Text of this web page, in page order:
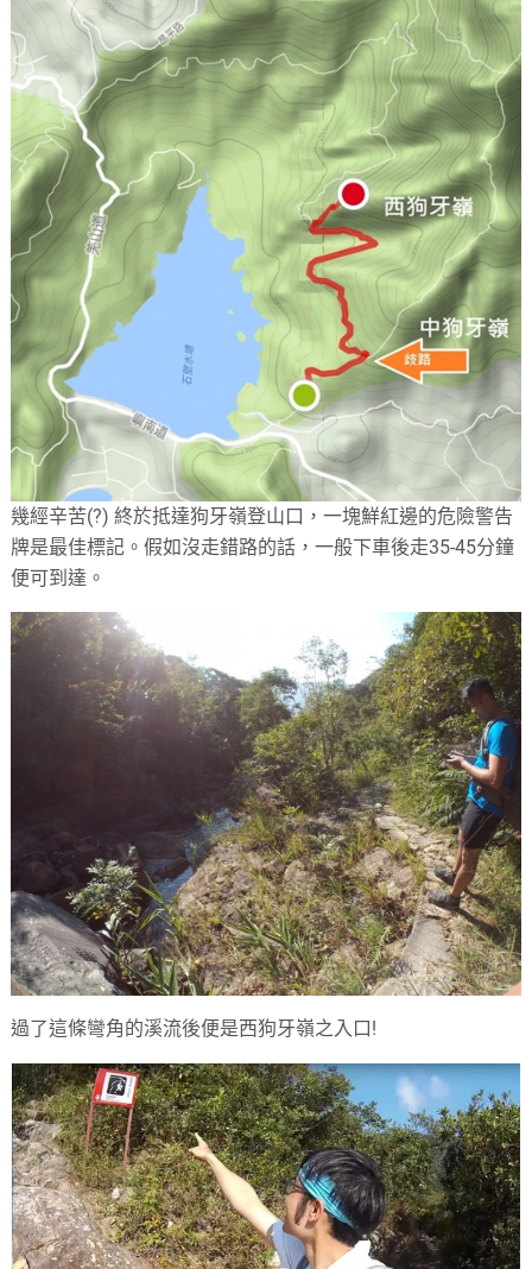
幾經辛苦(?) 終於抵達狗牙嶺登山口，一塊鮮紅邊的危險警告
牌是最佳標記。假如沒走錯路的話，一般下車後走35-45分鐘
便可到達。
過了這條彎角的溪流後便是西狗牙嶺之入口!